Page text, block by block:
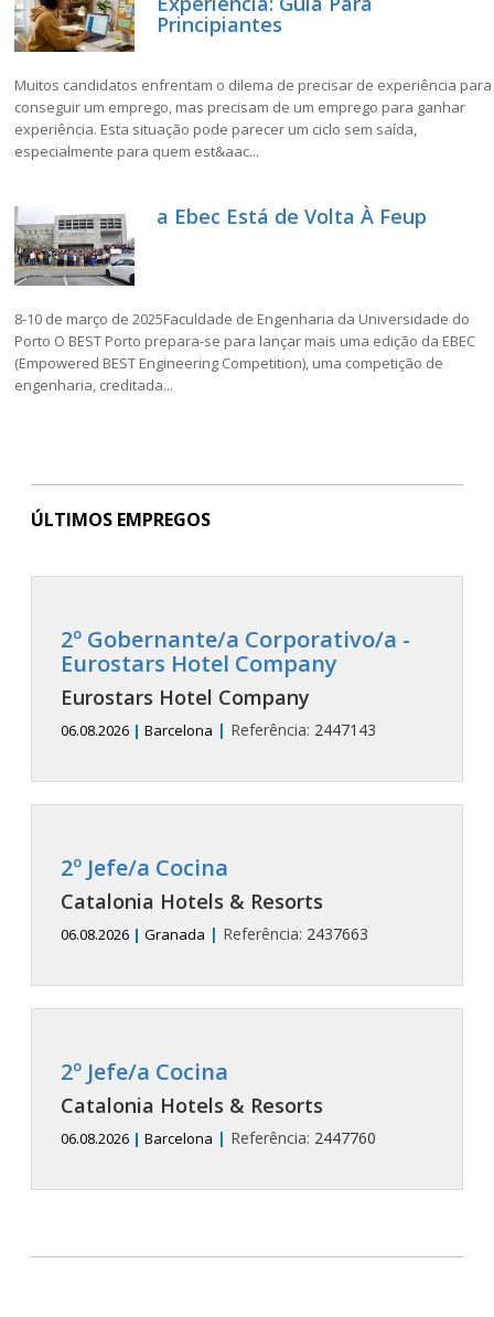
Principiantes
Muitos candidatos enfrentam o dilema de precisar de experiência para
conseguir um emprego, mas precisam de um emprego para ganhar
experiência. Esta situação pode parecer um ciclo sem saída,
especialmente para quem est&aac...
a Ebec Está de Volta À Feup
8-10 de março de 2025Faculdade de Engenharia da Universidade do
Porto O BEST Porto prepara-se para lançar mais uma edição da EBEC
(Empowered BEST Engineering Competition), uma competição de
engenharia, creditada...
ÚLTIMOS EMPREGOS
2º Gobernante/a Corporativo/a -
Eurostars Hotel Company
Eurostars Hotel Company
06.08.2026 | Barcelona | Referência: 2447143
2º Jefe/a Cocina
Catalonia Hotels & Resorts
06.08.2026 | Granada | Referência: 2437663
2º Jefe/a Cocina
Catalonia Hotels & Resorts
06.08.2026 | Barcelona | Referência: 2447760